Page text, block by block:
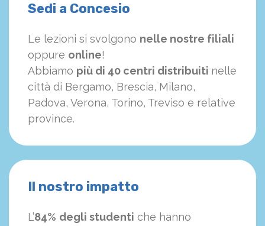
Sedi a Concesio
Le lezioni si svolgono nelle nostre filiali
oppure online!
Abbiamo più di 40 centri distribuiti nelle
città di Bergamo, Brescia, Milano,
Padova, Verona, Torino, Treviso e relative
province.
Il nostro impatto
L’84% degli studenti che hanno